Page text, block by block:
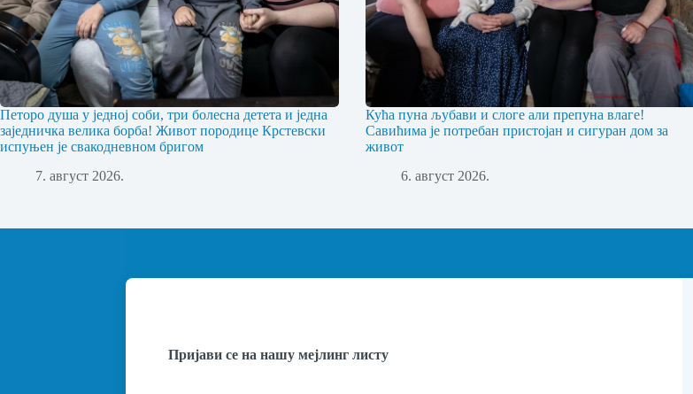
Петоро душа у једној соби, три болесна детета и једна
заједничка велика борба! Живот породице Крстевски
испуњен је свакодневном бригом
7. август 2026.
Кућа пуна љубави и слоге али препуна влаге!
Савићима је потребан пристојан и сигуран дом за
живот
6. август 2026.
Пријави се на нашу мејлинг листу